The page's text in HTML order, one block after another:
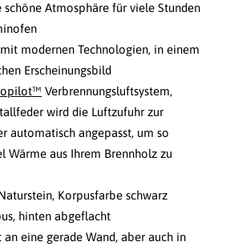
schöne Atmosphäre für viele Stunden
modernen Technologien, in einem
Erscheinungsbild
Verbrennungsluftsystem,
wird die Luftzufuhr zur
automatisch angepasst, um so
Wärme aus Ihrem Brennholz zu
Korpusfarbe schwarz
hinten abgeflacht
eine gerade Wand, aber auch in